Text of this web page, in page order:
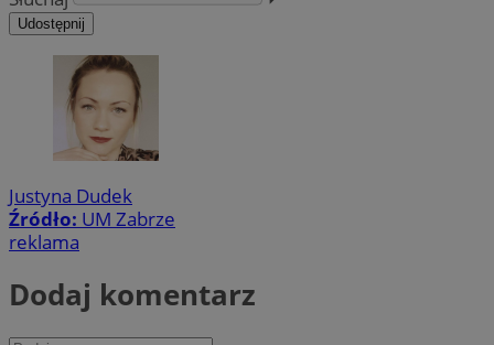
Udostępnij
Justyna Dudek
Źródło: UM Zabrze
reklama
Dodaj komentarz